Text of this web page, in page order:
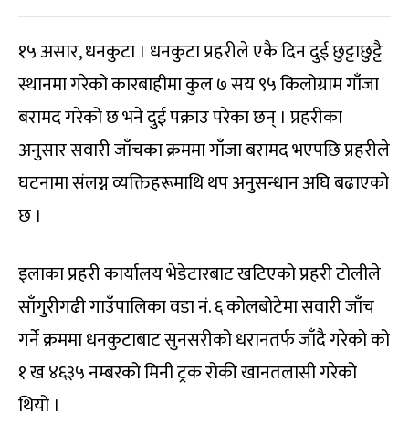
१५ असार, धनकुटा । धनकुटा प्रहरीले एकै दिन दुई छुट्टाछुट्टै
स्थानमा गरेको कारबाहीमा कुल ७ सय ९५ किलोग्राम गाँजा
बरामद गरेको छ भने दुई पक्राउ परेका छन् । प्रहरीका
अनुसार सवारी जाँचका क्रममा गाँजा बरामद भएपछि प्रहरीले
घटनामा संलग्न व्यक्तिहरूमाथि थप अनुसन्धान अघि बढाएको
छ ।
इलाका प्रहरी कार्यालय भेडेटारबाट खटिएको प्रहरी टोलीले
साँगुरीगढी गाउँपालिका वडा नं. ६ कोलबोटेमा सवारी जाँच
गर्ने क्रममा धनकुटाबाट सुनसरीको धरानतर्फ जाँदै गरेको को
१ ख ४६३५ नम्बरको मिनी ट्रक रोकी खानतलासी गरेको
थियो ।